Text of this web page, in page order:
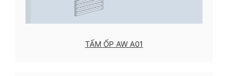
TẤM ỐP AW A01